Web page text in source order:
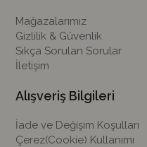
Mağazalarımız
Gizlilik & Güvenlik
Sıkça Sorulan Sorular
İletişim
Alışveriş Bilgileri
İade ve Değişim Koşulları
Çerez(Cookie) Kullanımı